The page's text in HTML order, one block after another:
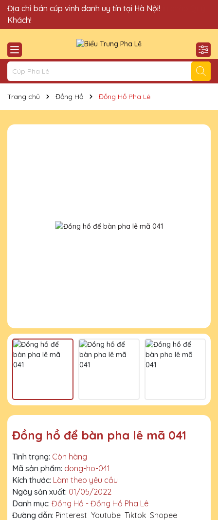
Quà Tặng Cúp Pha Lê Vinh Danh An Thảo xin chào Quý
Khách!
Địa chỉ bán cúp vinh danh uy tín tại Hà Nội!
Trang chủ Đồng Hồ Đồng Hồ Pha Lê
Đồng hồ để bàn pha lê mã 041
Tình trạng: Còn hàng
Mã sản phẩm: dong-ho-041
Kích thước: Làm theo yêu cầu
Ngày sản xuất: 01/05/2022
Danh mục: Đồng Hồ - Đồng Hồ Pha Lê
Đường dẫn: Pinterest Youtube Tiktok Shopee